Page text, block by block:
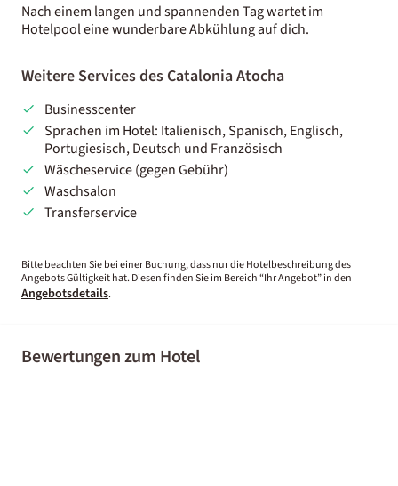
Nach einem langen und spannenden Tag wartet im
Hotelpool eine wunderbare Abkühlung auf dich.
Weitere Services des Catalonia Atocha
Businesscenter
Sprachen im Hotel: Italienisch, Spanisch, Englisch,
Portugiesisch, Deutsch und Französisch
Wäscheservice (gegen Gebühr)
Waschsalon
Transferservice
Bitte beachten Sie bei einer Buchung, dass nur die Hotelbeschreibung des
Angebots Gültigkeit hat. Diesen finden Sie im Bereich “Ihr Angebot” in den
Angebotsdetails.
Bewertungen zum Hotel